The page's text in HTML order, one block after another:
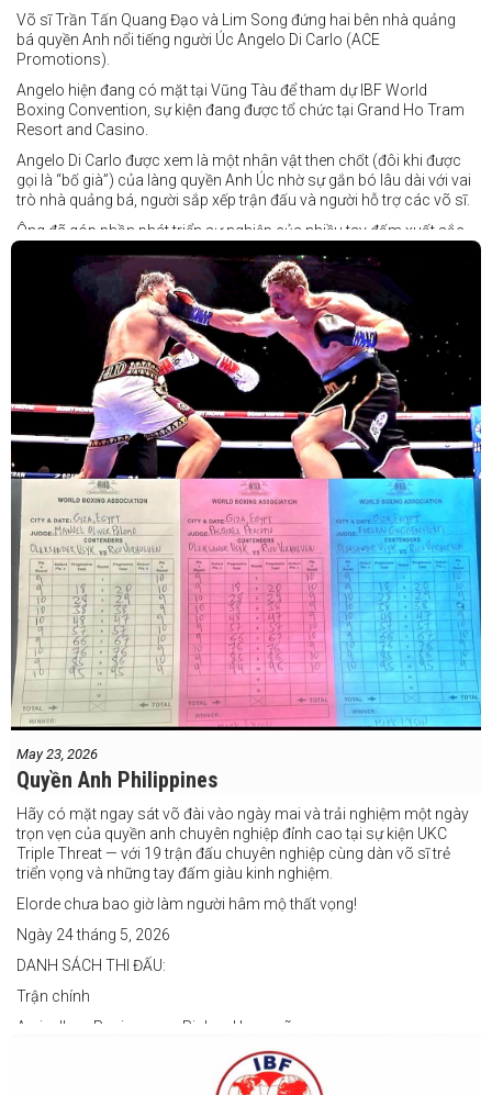
Võ sĩ Trần Tấn Quang Đạo và Lim Song đứng hai bên nhà quảng
bá quyền Anh nổi tiếng người Úc Angelo Di Carlo (ACE
Promotions).
Angelo hiện đang có mặt tại Vũng Tàu để tham dự IBF World
Boxing Convention, sự kiện đang được tổ chức tại Grand Ho Tram
Resort and Casino.
Angelo Di Carlo được xem là một nhân vật then chốt (đôi khi được
gọi là “bố già”) của làng quyền Anh Úc nhờ sự gắn bó lâu dài với vai
trò nhà quảng bá, người sắp xếp trận đấu và người hỗ trợ các võ sĩ.
Ông đã góp phần phát triển sự nghiệp của nhiều tay đấm xuất sắc,
May 23, 2026
Quyền Anh Philippines
Hãy có mặt ngay sát võ đài vào ngày mai và trải nghiệm một ngày
trọn vẹn của quyền anh chuyên nghiệp đỉnh cao tại sự kiện UKC
Triple Threat — với 19 trận đấu chuyên nghiệp cùng dàn võ sĩ trẻ
triển vọng và những tay đấm giàu kinh nghiệm.
Elorde chưa bao giờ làm người hâm mộ thất vọng!
Ngày 24 tháng 5, 2026
DANH SÁCH THI ĐẤU:
Trận chính
Arvin Jhon Paciones vs Richard Laspoña
Zyvyr John Medecilo vs Tatsuro Nakashima